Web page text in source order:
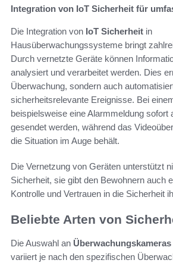
Integration von IoT Sicherheit für
Die Integration von IoT Sicherheit in
Hausüberwachungssysteme bringt
Durch vernetzte Geräte können
analysiert und verarbeitet werden. Dies
Überwachung, sondern auch
sicherheitsrelevante Ereignisse. Bei
beispielsweise eine Alarmmeldung sofort
gesendet werden, während das
die Situation im Auge behält.
Die Vernetzung von Geräten unterstützt
Sicherheit, sie gibt den Bewohnern auch
Kontrolle und Vertrauen in die Sicherheit
Beliebte Arten von
Die Auswahl an Überwachungskameras
variiert je nach den spezifischen